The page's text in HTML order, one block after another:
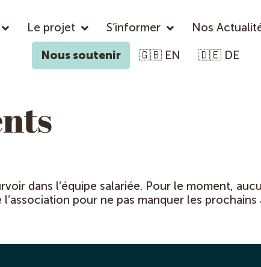
Le projet S’informer Nos
Nous soutenir
🇬🇧 EN 🇩🇪 DE
dans l’équipe salariée. Pour le moment,
pour ne pas manquer les prochains